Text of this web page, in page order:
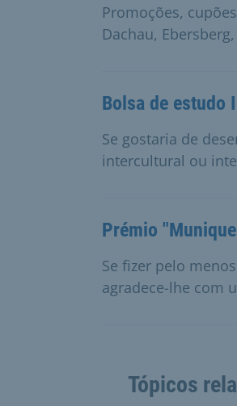
Promoções,
Dachau,
Bolsa de estudo
Se gostaria de
intercultural ou
Prémio "Munique
Se fizer pelo
agradece-lhe com
Tópicos